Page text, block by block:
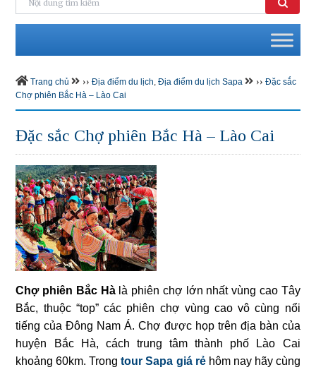
Trang chủ ›› Địa điểm du lịch,Địa điểm du lịch Sapa ›› Đặc sắc
Chợ phiên Bắc Hà – Lào Cai
Đặc sắc Chợ phiên Bắc Hà – Lào Cai
Chợ phiên Bắc Hàlà phiên chợ lớn nhất vùng cao Tây
Bắc, thuộc “top” các phiên chợ vùng cao vô cùng nổi
tiếng của Đông Nam Á. Chợ được họp trên địa bàn của
huyện Bắc Hà, cách trung tâm thành phố Lào Cai
khoảng 60km. Trongtour Sapa giá rẻhôm nay hãy cùng